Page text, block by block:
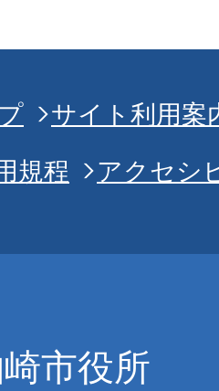
サイト利用案
規程
アクセシ
市役所